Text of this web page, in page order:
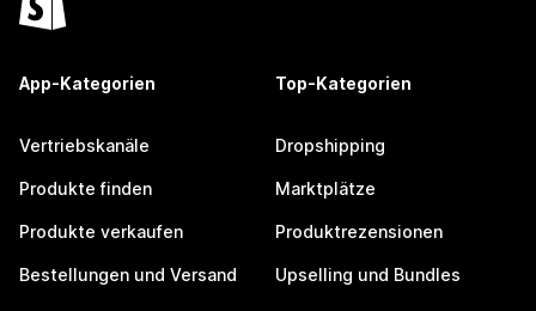
App-Kategorien
Vertriebskanäle
Produkte finden
Produkte verkaufen
Bestellungen und Versand
Top-Kategorien
Dropshipping
Marktplätze
Produktrezensionen
Upselling und Bundles